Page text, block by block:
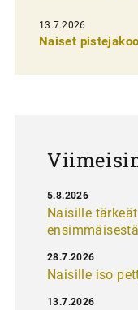
e
13.7.2026
Naiset
Naisille
ensimmäisestä
5.8.2026
Naisille iso
28.7.2026
13.7.2026